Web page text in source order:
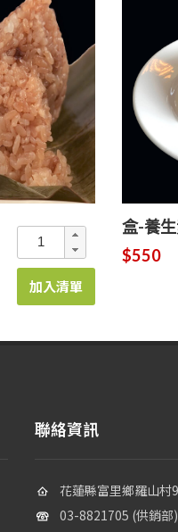
加入清單
盒-養
$550
聯絡資訊
花蓮縣富里鄉羅山村
03-8821705 (供銷部)